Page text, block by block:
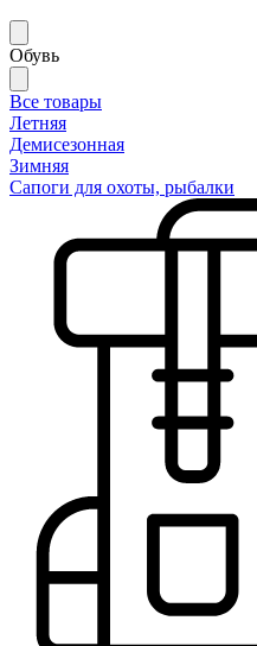
Обувь
Все товары
Летняя
Демисезонная
Зимняя
Сапоги для охоты, рыбалки